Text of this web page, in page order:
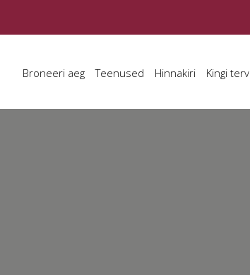
Broneeri aeg Teenused Hinnakiri Kingi